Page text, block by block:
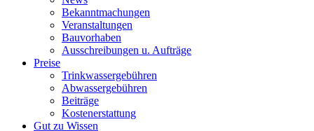
Bekanntmachungen
Veranstaltungen
Bauvorhaben
Ausschreibungen u. Aufträge
Preise
Trinkwassergebühren
Abwassergebühren
Beiträge
Kostenerstattung
Gut zu Wissen